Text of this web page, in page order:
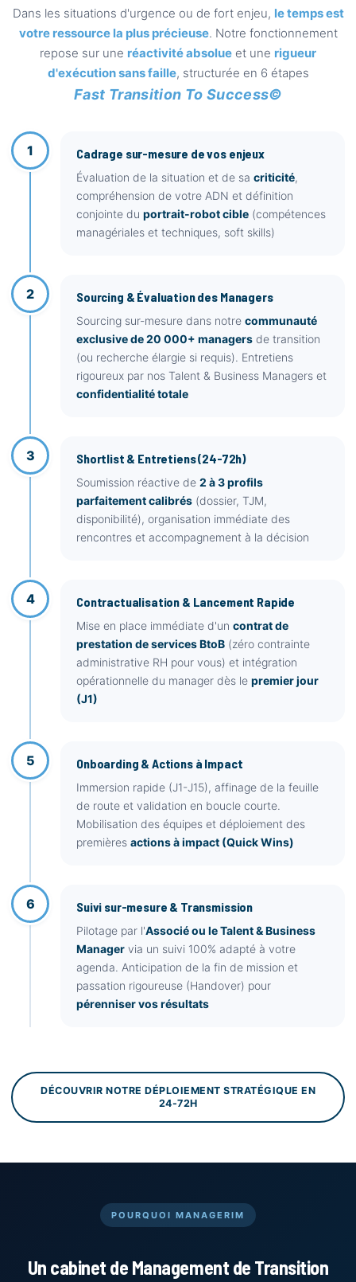
Dans les situations d'urgence ou de fort enjeu, le temps est
votre ressource la plus précieuse. Notre fonctionnement
repose sur une réactivité absolue et une rigueur
d'exécution sans faille, structurée en 6 étapes
Fast Transition To Success©
Cadrage sur-mesure de vos enjeux
Évaluation de la situation et de sa criticité,
compréhension de votre ADN et définition
conjointe du portrait-robot cible (compétences
managériales et techniques, soft skills)
1
2 Sourcing & Évaluation des Managers
Sourcing sur-mesure dans notre communauté
exclusive de 20 000+ managers de transition
(ou recherche élargie si requis). Entretiens
rigoureux par nos Talent & Business Managers et
confidentialité totale
Shortlist & Entretiens (24-72h)
Soumission réactive de 2 à 3 profils
parfaitement calibrés (dossier, TJM,
disponibilité), organisation immédiate des
rencontres et accompagnement à la décision
3
4 Contractualisation & Lancement Rapide
Mise en place immédiate d'un contrat de
prestation de services BtoB (zéro contrainte
administrative RH pour vous) et intégration
opérationnelle du manager dès le premier jour
(J1)
Onboarding & Actions à Impact
Immersion rapide (J1-J15), affinage de la feuille
de route et validation en boucle courte.
Mobilisation des équipes et déploiement des
premières actions à impact (Quick Wins)
5
6 Suivi sur-mesure & Transmission
Pilotage par l'Associé ou le Talent & Business
Manager via un suivi 100% adapté à votre
agenda. Anticipation de la fin de mission et
passation rigoureuse (Handover) pour
pérenniser vos résultats
DÉCOUVRIR NOTRE DÉPLOIEMENT STRATÉGIQUE EN
24-72H
POURQUOI MANAGERIM
Un cabinet de Management de Transition